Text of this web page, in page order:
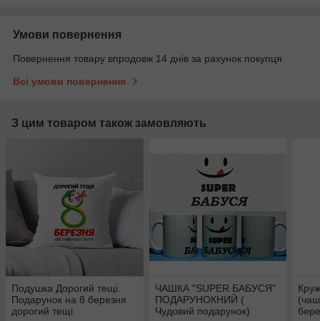
Умови повернення
Повернення товару впродовж 14 днів за рахунок покупця
Всі умови повернення
З цим товаром також замовляють
Подушка Дорогий тещі.
Подарунок на 8 березня
дорогий тещі.
ЧАШКА "SUPER БАБУСЯ"
ПОДАРУНОКНИЙ (
Чудовий подарунок)